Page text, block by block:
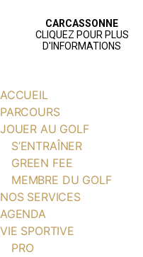
ACCUEIL
PARCOURS
JOUER AU GOLF
S’ENTRAÎNER
GREEN FEE
MEMBRE DU GOLF
NOS SERVICES
AGENDA
VIE SPORTIVE
PRO